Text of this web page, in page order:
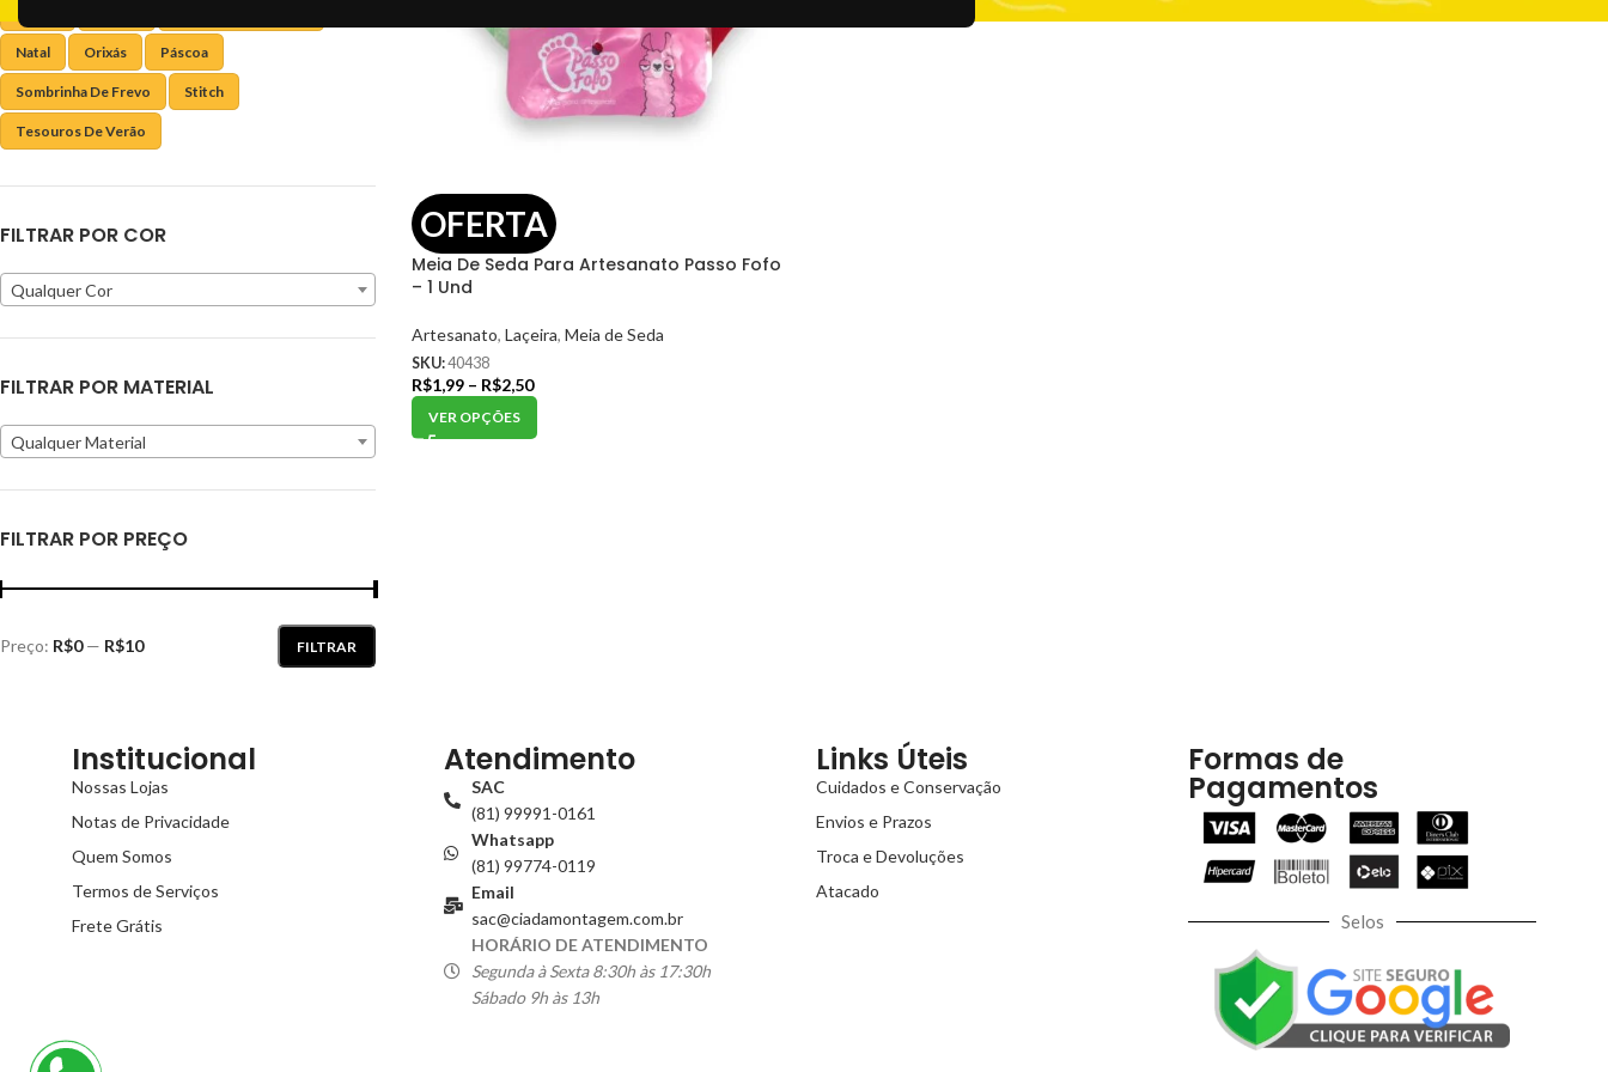
Natal Orixás Páscoa
Sombrinha De Frevo Stitch
Tesouros De Verão
FILTRAR POR COR
Qualquer Cor
FILTRAR POR MATERIAL
Qualquer Material
FILTRAR POR PREÇO
FILTRAR
Preço: R$0— R$10
OFERTA
Meia De Seda Para Artesanato Passo Fofo
– 1 Und
Artesanato, Laçeira, Meia de Seda
SKU:40438
R$1,99 – R$2,50
VER OPÇÕES
Institucional
Nossas Lojas
Notas de Privacidade
Quem Somos
Termos de Serviços
Frete Grátis
Atendimento
SAC
(81) 99991-0161
Whatsapp
(81) 99774-0119
Email
sac@ciadamontagem.com.br
HORÁRIO DE ATENDIMENTO
Segunda à Sexta 8:30h às 17:30h
Sábado 9h às 13h
Links Úteis
Cuidados e Conservação
Envios e Prazos
Troca e Devoluções
Atacado
Formas de
Pagamentos
Selos